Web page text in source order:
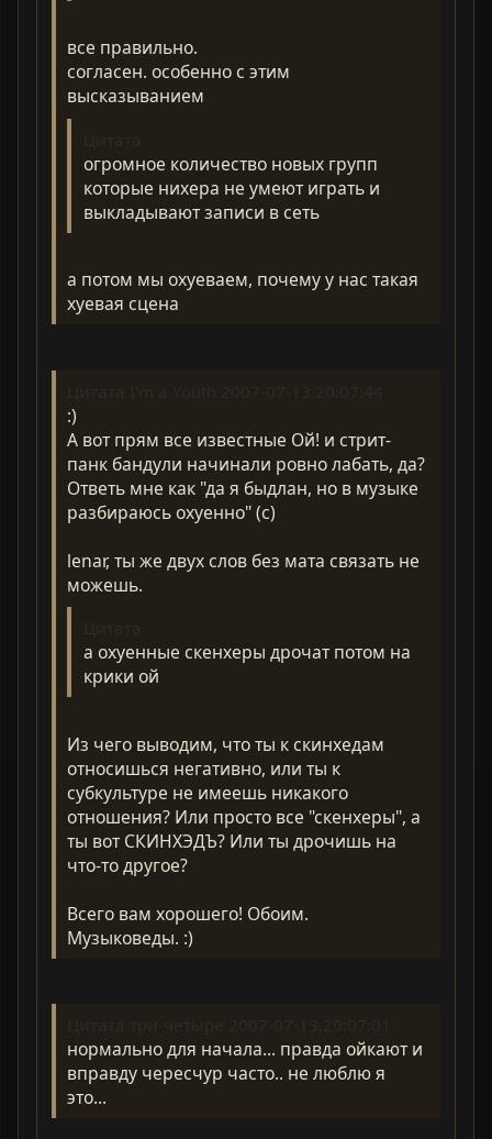
все правильно.
согласен. особенно с этим
высказыванием
огромное количество новых групп
которые нихера не умеют играть и
выкладывают записи в сеть
а потом мы охуеваем, почему у нас такая
хуевая сцена
:)
А вот прям все известные Ой! и стрит-
панк бандули начинали ровно лабать, да?
Ответь мне как "да я быдлан, но в музыке
разбираюсь охуенно" (с)
lenar, ты же двух слов без мата связать не
можешь.
а охуенные скенхеры дрочат потом на
крики ой
Из чего выводим, что ты к скинхедам
относишься негативно, или ты к
субкультуре не имеешь никакого
отношения? Или просто все "скенхеры", а
ты вот СКИНХЭДЪ? Или ты дрочишь на
что-то другое?
Всего вам хорошего! Обоим.
Музыковеды. :)
нормально для начала... правда ойкают и
вправду чересчур часто.. не люблю я
это...